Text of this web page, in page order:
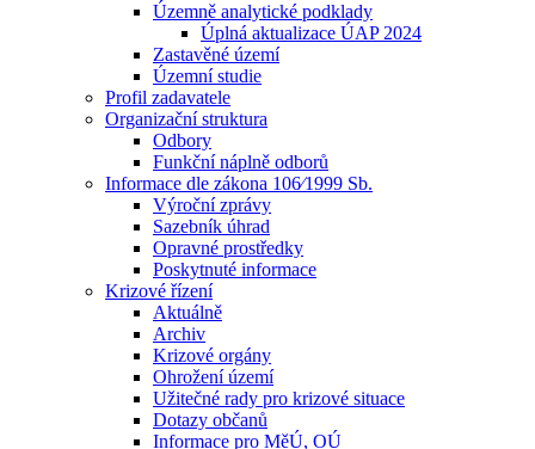
Územně analytické podklady
Úplná aktualizace ÚAP 2024
Zastavěné území
Územní studie
Profil zadavatele
Organizační struktura
Odbory
Funkční náplně odborů
Informace dle zákona 106⁄1999 Sb.
Výroční zprávy
Sazebník úhrad
Opravné prostředky
Poskytnuté informace
Krizové řízení
Aktuálně
Archiv
Krizové orgány
Ohrožení území
Užitečné rady pro krizové situace
Dotazy občanů
Informace pro MěÚ, OÚ